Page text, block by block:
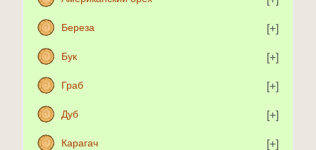
Береза
Бук
Граб
Дуб
Карагач